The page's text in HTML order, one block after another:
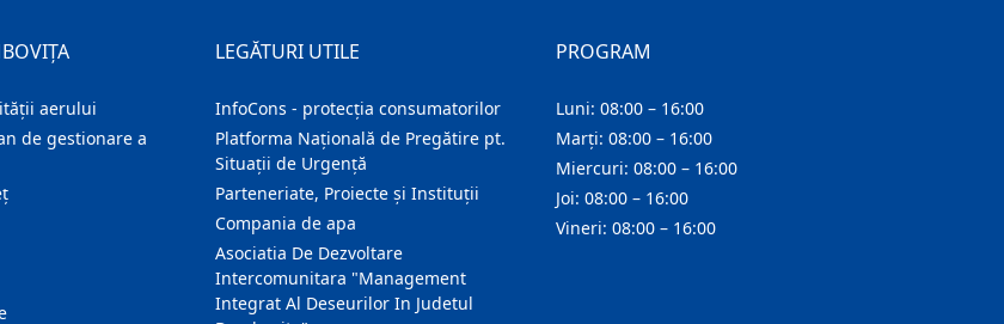
aerului
de gestionare a
LEGĂTURI UTILE
InfoCons - protecția consumatorilor
Platforma Națională de Pregătire pt.
Situații de Urgență
Parteneriate, Proiecte și Instituții
Compania de apa
Asociatia De Dezvoltare
Intercomunitara "Management
Integrat Al Deseurilor In Judetul
PROGRAM
Luni: 08:00 – 16:00
Marți: 08:00 – 16:00
Miercuri: 08:00 – 16:00
Joi: 08:00 – 16:00
Vineri: 08:00 – 16:00